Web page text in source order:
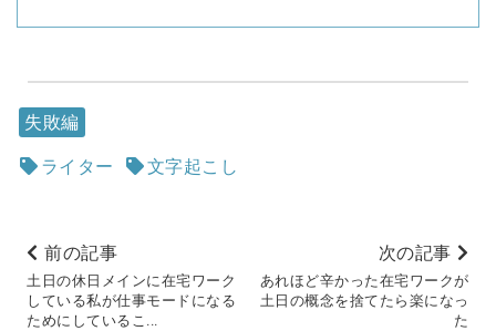
失敗編
ライター
文字起こし
前の記事
土日の休日メインに在宅ワーク
している私が仕事モードになる
ためにしているこ...
次の記事
あれほど辛かった在宅ワークが
土日の概念を捨てたら楽になっ
た